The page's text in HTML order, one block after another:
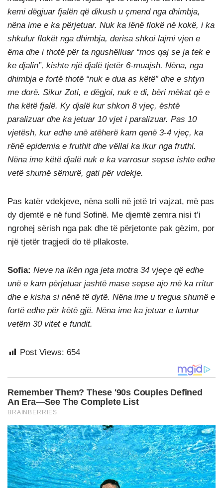
kemi dëgjuar fjalën që dikush u çmend nga dhimbja,
nëna ime e ka përjetuar. Nuk ka lënë flokë në kokë, i ka
shkulur flokët nga dhimbja, derisa shkoi lajmi vjen e
ëma dhe i thotë për ta ngushëlluar “mos qaj se ja tek e
ke djalin”, kishte një djalë tjetër 6-muajsh. Nëna, nga
dhimbja e fortë thotë “nuk e dua as këtë” dhe e shtyn
me dorë. Sikur Zoti, e dëgjoi, nuk e di, bëri mëkat që e
tha këtë fjalë. Ky djalë kur shkon 8 vjeç, është
paralizuar dhe ka jetuar 10 vjet i paralizuar. Pas 10
vjetësh, kur edhe unë atëherë kam qenë 3-4 vjeç, ka
rënë epidemia e fruthit dhe vëllai ka ikur nga fruthi.
Nëna ime këtë djalë nuk e ka varrosur sepse ishte edhe
vetë shumë sëmurë, gati për vdekje.
Pas katër vdekjeve, nëna solli në jetë tri vajzat, më pas
dy djemtë e në fund Sofinë. Me djemtë zemra nisi t’i
ngrohej sërish nga pak dhe të përjetonte pak gëzim, por
një tjetër tragjedi do të pllakoste.
Sofia: Neve na ikën nga jeta motra 34 vjeçe që edhe
unë e kam përjetuar jashtë mase sepse ajo më ka rritur
dhe e kisha si nënë të dytë. Nëna ime u tregua shumë e
fortë edhe për këtë gjë. Nëna ime ka jetuar e lumtur
vetëm 30 vitet e fundit.
Post Views: 654